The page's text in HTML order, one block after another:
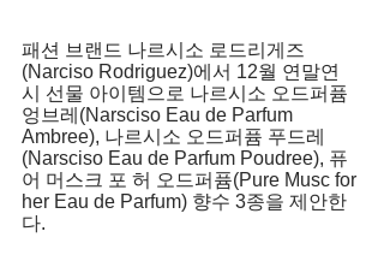
패션 브랜드 나르시소 로드리게즈
(Narciso Rodriguez)에서 12월 연말연
시 선물 아이템으로 나르시소 오드퍼퓸
엉브레(Narsciso Eau de Parfum
Ambree), 나르시소 오드퍼퓸 푸드레
(Narsciso Eau de Parfum Poudree), 퓨
어 머스크 포 허 오드퍼퓸(Pure Musc for
her Eau de Parfum) 향수 3종을 제안한
다.